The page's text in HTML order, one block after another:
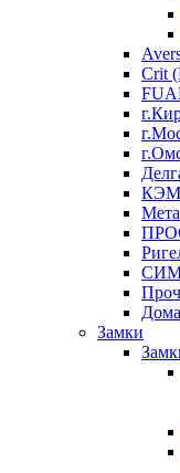
Crit
Замки